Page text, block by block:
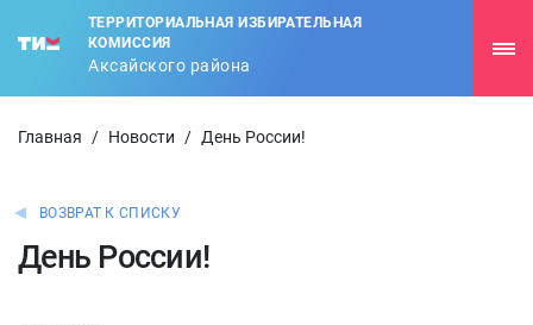
ТЕРРИТОРИАЛЬНАЯ ИЗБИРАТЕЛЬНАЯ
КОМИССИЯ
Аксайского района
Главная / Новости / День России!
ВОЗВРАТ К СПИСКУ
День России!